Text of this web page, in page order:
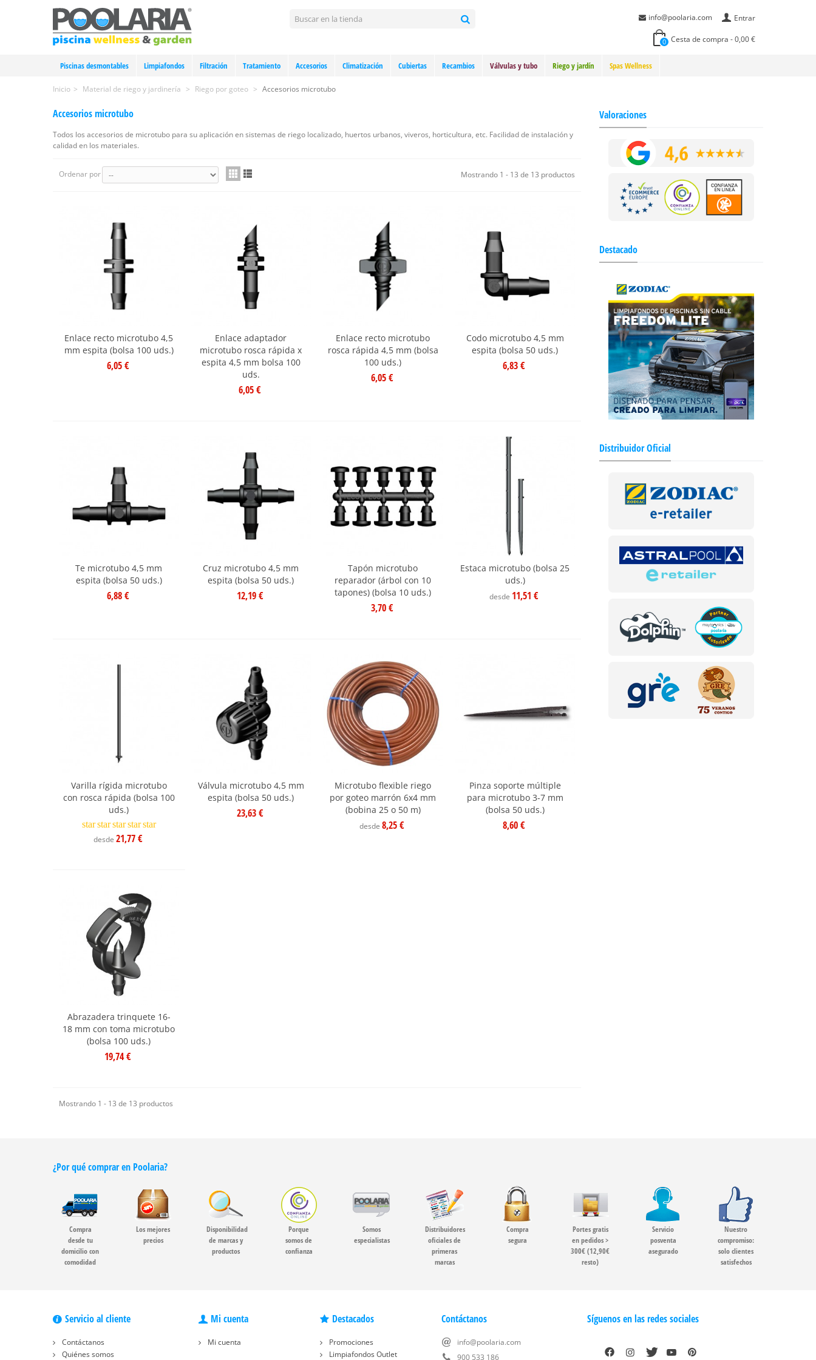
Entrar
info@poolaria.com
0 Cesta de compra -0,00 €
Piscinas desmontables Limpiafondos Filtración Tratamiento Accesorios Climatización Cubiertas Recambios Válvulas y tubo Riego y jardín Spas Wellness
Inicio > Material de riego y jardinería > Riego por goteo > Accesorios microtubo
Accesorios microtubo
Todos los accesorios de microtubo para su aplicación en sistemas de riego localizado, huertos urbanos, viveros, horticultura, etc. Facilidad de instalación y
calidad en los materiales.
Ordenar por Mostrando 1 - 13 de 13 productos
Enlace recto microtubo 4,5
mm espita (bolsa 100 uds.)
6,05 €
Enlace adaptador
microtubo rosca rápida x
espita 4,5 mm bolsa 100
uds.
6,05 €
Enlace recto microtubo
rosca rápida 4,5 mm (bolsa
100 uds.)
6,05 €
Codo microtubo 4,5 mm
espita (bolsa 50 uds.)
6,83 €
Te microtubo 4,5 mm
espita (bolsa 50 uds.)
6,88 €
Cruz microtubo 4,5 mm
espita (bolsa 50 uds.)
12,19 €
Tapón microtubo
reparador (árbol con 10
tapones) (bolsa 10 uds.)
3,70 €
Estaca microtubo (bolsa 25
uds.)
desde 11,51 €
Varilla rígida microtubo
con rosca rápida (bolsa 100
uds.)
starstarstarstarstar
desde 21,77 €
Válvula microtubo 4,5 mm
espita (bolsa 50 uds.)
23,63 €
Microtubo flexible riego
por goteo marrón 6x4 mm
(bobina 25 o 50 m)
desde8,25 €
Pinza soporte múltiple
para microtubo 3-7 mm
(bolsa 50 uds.)
8,60 €
Abrazadera trinquete 16-
18 mm con toma microtubo
(bolsa 100 uds.)
19,74 €
Mostrando 1 - 13 de 13 productos
Valoraciones
Destacado
Distribuidor Oficial
¿Por qué comprar en Poolaria?
Compra
desde tu
domicilio con
comodidad
Los mejores
precios
Disponibilidad
de marcas y
productos
Porque
somos de
confianza
Somos
especialistas
Distribuidores
oficiales de
primeras
marcas
Compra
segura
Portes gratis
en pedidos >
300€ (12,90€
resto)
Servicio
posventa
asegurado
Nuestro
compromiso:
solo clientes
satisfechos
Servicio al cliente
Contáctanos
Quiénes somos
Mi cuenta
Mi cuenta
Destacados
Promociones
Limpiafondos Outlet
Contáctanos
info@poolaria.com
900 533 186
Síguenos en las redes sociales